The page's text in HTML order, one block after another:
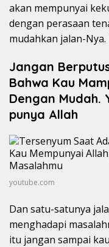
akan mempunyai
dengan perasaan
mudahkan jalan-Nya.
Jangan
Bahwa Kau
Dengan Mudah.
punya Allah
youtube.com
Dan satu-satunya
menghadapi
itu jangan sampai